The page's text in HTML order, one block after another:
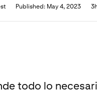
Published: May 4, 2023
todo lo